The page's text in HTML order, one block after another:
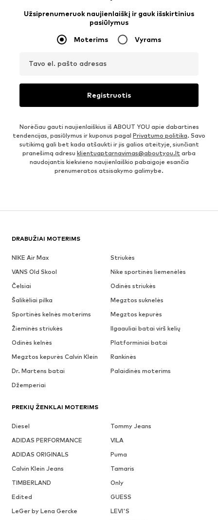
Užsiprenumeruok naujienlaiškį ir gauk išskirtinius
pasiūlymus
Moterims Vyrams
Tavo el. pašto adresas
Registruotis
Norėčiau gauti naujienlaiškius iš ABOUT YOU apie dabartines
tendencijas, pasiūlymus ir kuponus pagal Privatumo politika. Savo
sutikimą gali bet kada atšaukti ir jis galios ateityje, siunčiant
pranešimą adresu klientuaptarnavimas@aboutyou.lt arba
naudojantis kiekvieno naujienlaiškio pabaigoje esančia
prenumeratos atsisakymo galimybe.
DRABUŽIAI MOTERIMS
NIKE Air Max
Striukės
VANS Old Skool
Nike sportinės liemenėlės
Čelsiai
Odinės striukės
Šalikėliai pilka
Megztos suknelės
Sportinės kelnės moterims
Megztos kepurės
Žieminės striukės
Ilgaauliai batai virš kelių
Odinės kelnės
Platforminiai batai
Megztos kepurės Calvin Klein
Rankinės
Dr. Martens batai
Palaidinės moterims
Džemperiai
PREKIŲ ŽENKLAI MOTERIMS
Diesel
Tommy Jeans
ADIDAS PERFORMANCE
VILA
ADIDAS ORIGINALS
Puma
Calvin Klein Jeans
Tamaris
TIMBERLAND
Only
Edited
GUESS
LeGer by Lena Gercke
LEVI'S